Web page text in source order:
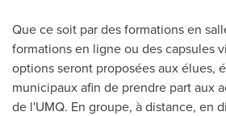
Que ce soit par des formations en
formations en ligne ou des capsules
options seront proposées aux élues,
municipaux afin de prendre part aux
de l'UMQ. En groupe, à distance, en